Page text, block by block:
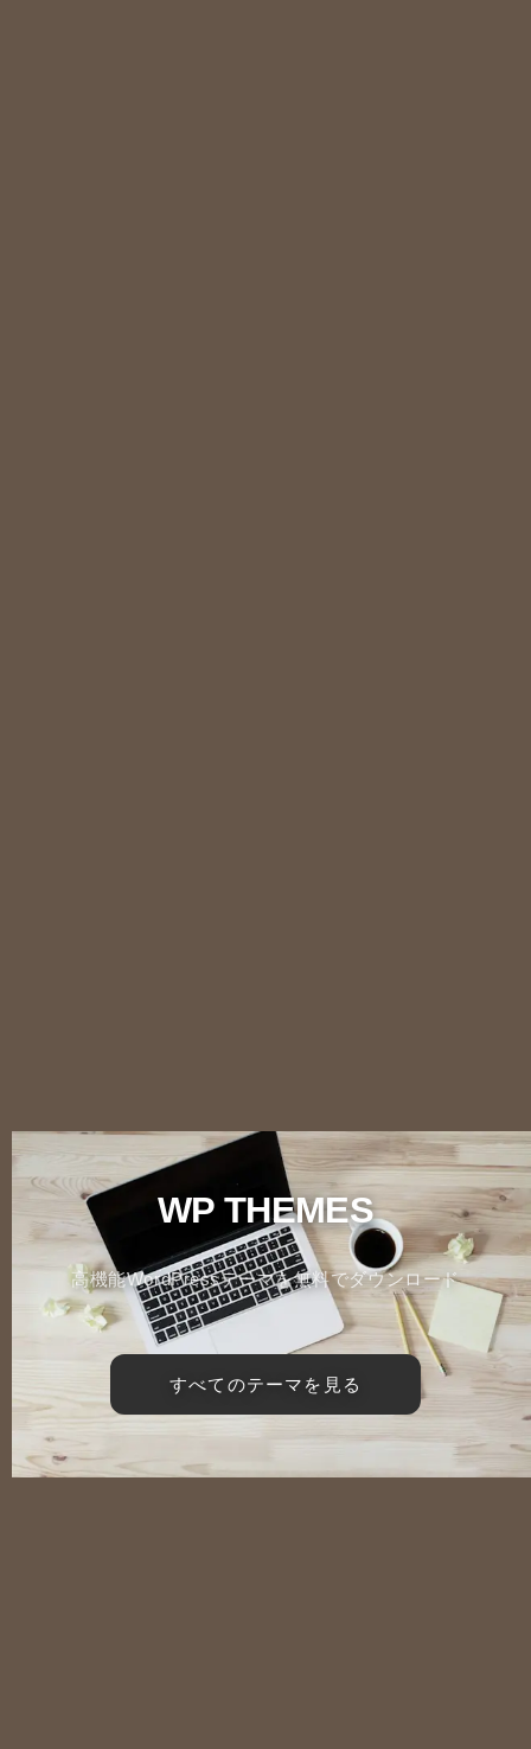
WP THEMES
高機能WordPressテーマを無料でダウンロード
すべてのテーマを見る